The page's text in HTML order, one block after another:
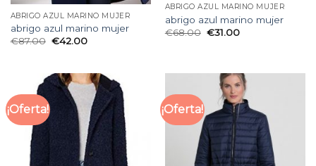
ABRIGO AZUL MARINO MUJER
abrigo azul marino mujer
€87.00 €42.00
ABRIGO AZUL MARINO MUJER
abrigo azul marino mujer
€68.00 €31.00
¡Oferta! ¡Oferta!